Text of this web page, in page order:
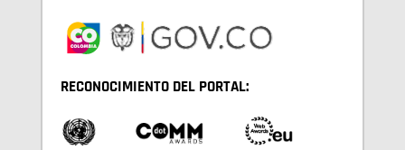
RECONOCIMIENTO DEL PORTAL: